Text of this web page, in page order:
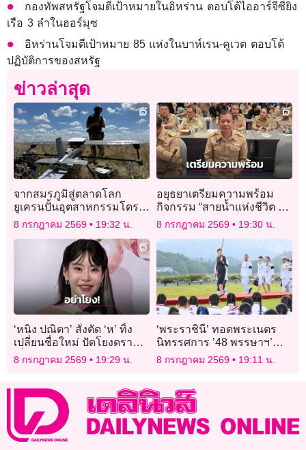
กองทัพสหรัฐโจมตีเป้าหมายในอิหร่าน ตอบโต้ไออาร์จีซียิง
เรือ 3 ลำในฮอร์มุซ
อิหร่านโจมตีเป้าหมาย 85 แห่งในบาห์เรน-คูเวต ตอบโต้
ปฏิบัติการของสหรัฐ
ข่าวล่าสุด
จากสมรภูมิสู่ตลาดโลก
ยูเครนปั้นอุตสาหกรรมโดรน
สร้างรายได้ท่ามกลาง
สงคราม
8 กรกฎาคม 2569 19:32 น.
อยุธยาเตรียมความพร้อม
กิจกรรม “สายน้ำแห่งชีวิต ใต้
ร่มพระบารมี สืบสานวิถี
รัตนโกสินทร์” 24-26 ก.ค. นี้
8 กรกฎาคม 2569 19:30 น.
‘หนิง ปณิตา’ สั่งตัด ‘ห’ ทิ้ง
เปลี่ยนชื่อใหม่ ปัดโยงดราม่า
เอี่ยว ‘เป๊ก สัณณ์ชัย’
8 กรกฎาคม 2569 19:29 น.
‘พระราชินี’ ทอดพระเนตร
นิทรรศการ ’48 พรรษาฯ’
และพระราชทานรางวัลชนะ
เลิศการแข่งขันเรือใบ
8 กรกฎาคม 2569 19:11 น.